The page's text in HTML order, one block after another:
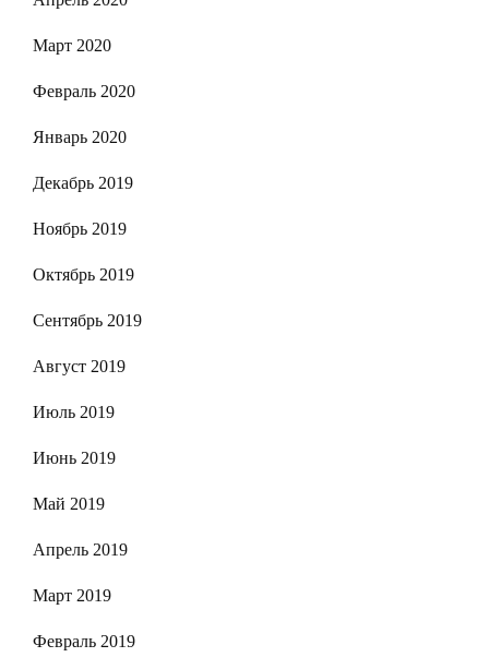
Март 2020
Февраль 2020
Январь 2020
Декабрь 2019
Ноябрь 2019
Октябрь 2019
Сентябрь 2019
Август 2019
Июль 2019
Июнь 2019
Май 2019
Апрель 2019
Март 2019
Февраль 2019